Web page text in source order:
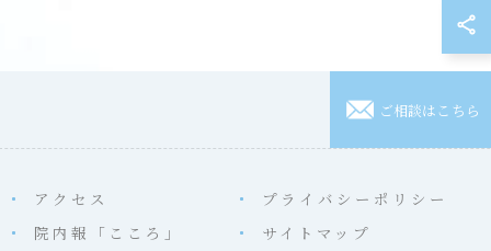
ご相談はこちら
アクセス
院内報「こころ」
プライバシーポリシー
サイトマップ